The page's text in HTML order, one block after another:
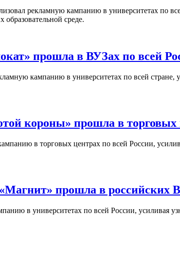
рекламную кампанию в университетах по
среде.
прошла в ВУЗах по всей
кампанию в университетах по всей
короны» прошла в торговых
в торговых центрах по всей России,
прошла в российских
в университетах по всей России, усиливая